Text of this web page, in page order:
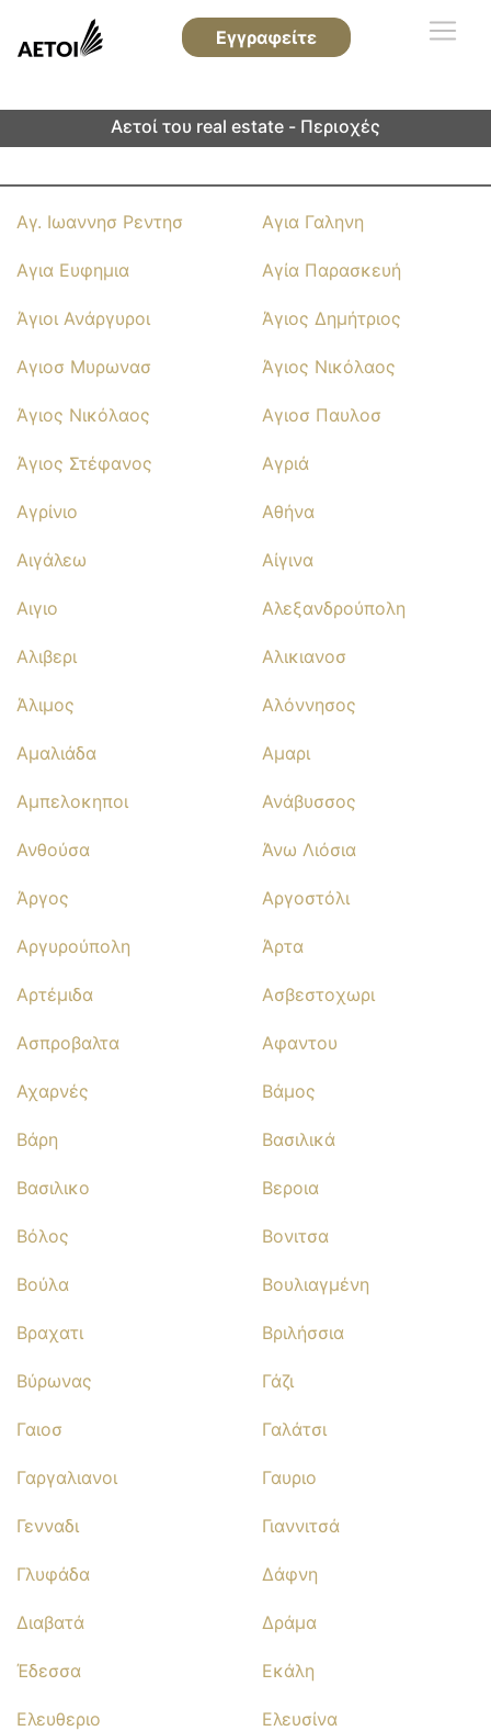
Εγγραφείτε
Αετοί του real estate - Περιοχές
Αγ. Ιωαννησ Ρεντησ Αγια Γαληνη
Αγια Ευφημια Αγία Παρασκευή
Άγιοι Ανάργυροι Άγιος Δημήτριος
Αγιοσ Μυρωνασ Άγιος Νικόλαος
Άγιος Νικόλαος Αγιοσ Παυλοσ
Άγιος Στέφανος Αγριά
Αγρίνιο Αθήνα
Αιγάλεω Αίγινα
Αιγιο Αλεξανδρούπολη
Αλιβερι Αλικιανοσ
Άλιμος Αλόννησος
Αμαλιάδα Αμαρι
Αμπελοκηποι Ανάβυσσος
Ανθούσα Άνω Λιόσια
Άργος Αργοστόλι
Αργυρούπολη Άρτα
Αρτέμιδα Ασβεστοχωρι
Ασπροβαλτα Αφαντου
Αχαρνές Βάμος
Βάρη Βασιλικά
Βασιλικο Βεροια
Βόλος Βονιτσα
Βούλα Βουλιαγμένη
Βραχατι Βριλήσσια
Βύρωνας Γάζι
Γαιοσ Γαλάτσι
Γαργαλιανοι Γαυριο
Γενναδι Γιαννιτσά
Γλυφάδα Δάφνη
Διαβατά Δράμα
Έδεσσα Εκάλη
Ελευθεριο Ελευσίνα